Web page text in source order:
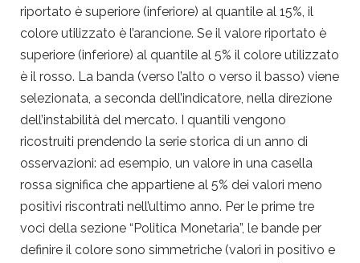
riportato è superiore (inferiore) al quantile al 15%, il
colore utilizzato è l’arancione. Se il valore riportato è
superiore (inferiore) al quantile al 5% il colore utilizzato
è il rosso. La banda (verso l’alto o verso il basso) viene
selezionata, a seconda dell’indicatore, nella direzione
dell’instabilità del mercato. I quantili vengono
ricostruiti prendendo la serie storica di un anno di
osservazioni: ad esempio, un valore in una casella
rossa significa che appartiene al 5% dei valori meno
positivi riscontrati nell’ultimo anno. Per le prime tre
voci della sezione “Politica Monetaria”, le bande per
definire il colore sono simmetriche (valori in positivo e